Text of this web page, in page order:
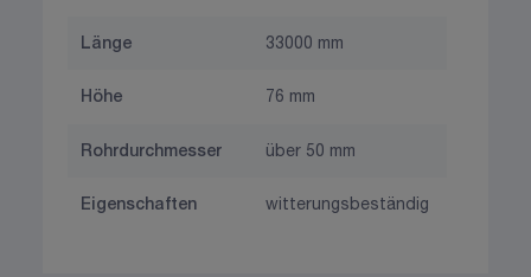
Länge 33000 mm
Höhe 76 mm
Rohrdurchmesser über 50 mm
Eigenschaften witterungsbeständig